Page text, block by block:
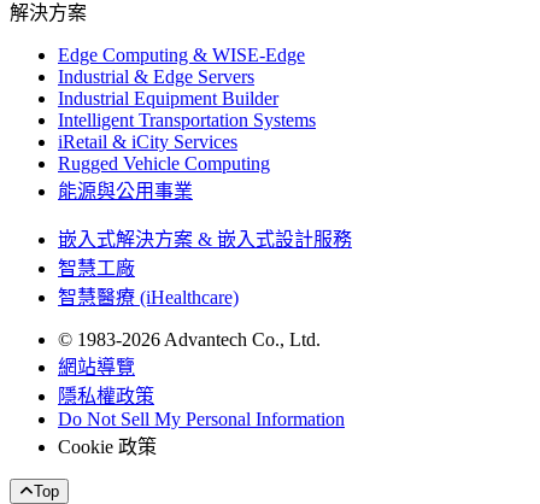
解決方案
Edge Computing & WISE-Edge
Industrial & Edge Servers
Industrial Equipment Builder
Intelligent Transportation Systems
iRetail & iCity Services
Rugged Vehicle Computing
能源與公用事業
嵌入式解決方案 & 嵌入式設計服務
智慧工廠
智慧醫療 (iHealthcare)
© 1983-2026 Advantech Co., Ltd.
網站導覽
隱私權政策
Do Not Sell My Personal Information
Cookie 政策
Top